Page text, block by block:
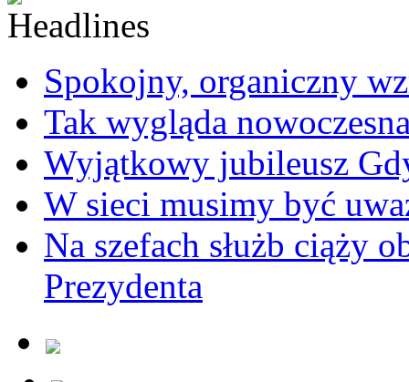
Spokojny, organiczny
Tak wygląda
Wyjątkowy jubileusz
W sieci musimy być
Na szefach służb ciąży
Prezydenta